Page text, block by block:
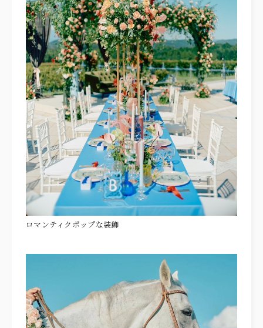
サイトマップ
ロマンティクポップな装飾